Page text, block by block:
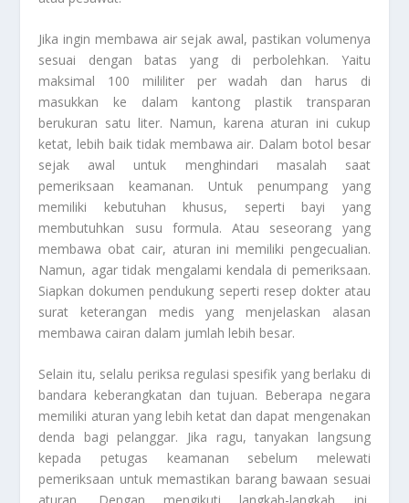
Jika ingin membawa air sejak awal, pastikan volumenya
sesuai dengan batas yang di perbolehkan. Yaitu
maksimal 100 mililiter per wadah dan harus di
masukkan ke dalam kantong plastik transparan
berukuran satu liter. Namun, karena aturan ini cukup
ketat, lebih baik tidak membawa air. Dalam botol besar
sejak awal untuk menghindari masalah saat
pemeriksaan keamanan. Untuk penumpang yang
memiliki kebutuhan khusus, seperti bayi yang
membutuhkan susu formula. Atau seseorang yang
membawa obat cair, aturan ini memiliki pengecualian.
Namun, agar tidak mengalami kendala di pemeriksaan.
Siapkan dokumen pendukung seperti resep dokter atau
surat keterangan medis yang menjelaskan alasan
membawa cairan dalam jumlah lebih besar.
Selain itu, selalu periksa regulasi spesifik yang berlaku di
bandara keberangkatan dan tujuan. Beberapa negara
memiliki aturan yang lebih ketat dan dapat mengenakan
denda bagi pelanggar. Jika ragu, tanyakan langsung
kepada petugas keamanan sebelum melewati
pemeriksaan untuk memastikan barang bawaan sesuai